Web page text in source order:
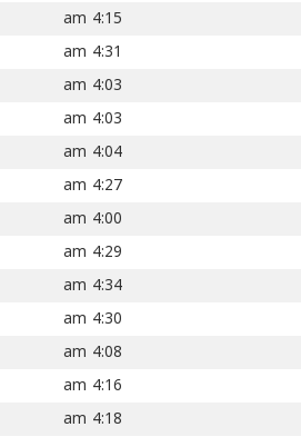
4:15 am
4:31 am
4:03 am
4:03 am
4:04 am
4:27 am
4:00 am
4:29 am
4:34 am
4:30 am
4:08 am
4:16 am
4:18 am